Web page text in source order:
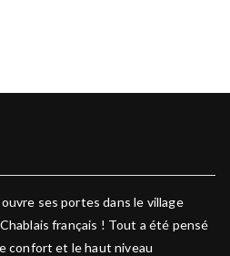
ses portes dans le village
français ! Tout a été pensé
confort et le haut niveau